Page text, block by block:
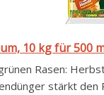
10 kg für 500
Rasen:
stärkt